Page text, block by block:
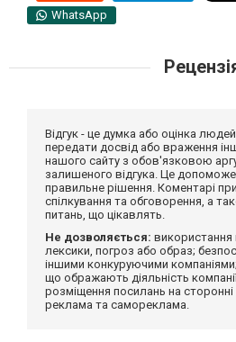
WhatsApp
Відгук - це думка або оцінка
передати досвід або враження
нашого сайту з обов'язковою
залишеного відгука. Це
правильне рішення. Коментарі
спілкування та обговорення, а
питань, що цікавлять.
Не дозволяється: використання
лексики, погроз або образ;
іншими конкуруючими компаніями;
що ображають діяльність компанії
розміщення посилань на сторонні
реклама та самореклама.